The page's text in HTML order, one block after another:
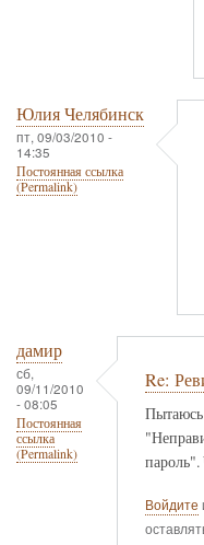
Юлия Челябинск
пт, 09/03/2010 -
14:35
Постоянная ссылка
(Permalink)
дамир
сб,
09/11/2010
- 08:05
Постоянная
ссылка
(Permalink)
Re:
пароль".
Войдите